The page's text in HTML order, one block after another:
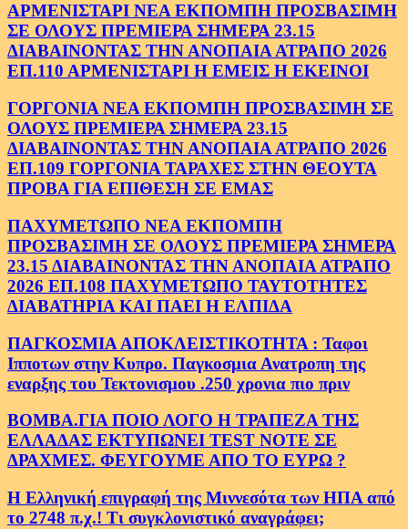
ΑΡΜΕΝΙΣΤΑΡΙ ΝΕΑ ΕΚΠΟΜΠΗ ΠΡΟΣΒΑΣΙΜΗ
ΣΕ ΟΛΟΥΣ ΠΡΕΜΙΕΡΑ ΣΗΜΕΡΑ 23.15
ΔΙΑΒΑΙΝΟΝΤΑΣ ΤΗΝ ΑΝΟΠΑΙΑ ΑΤΡΑΠΟ 2026
ΕΠ.110 ΑΡΜΕΝΙΣΤΑΡΙ Η ΕΜΕΙΣ Η ΕΚΕΙΝΟΙ
ΓΟΡΓΟΝΙΑ ΝΕΑ ΕΚΠΟΜΠΗ ΠΡΟΣΒΑΣΙΜΗ ΣΕ
ΟΛΟΥΣ ΠΡΕΜΙΕΡΑ ΣΗΜΕΡΑ 23.15
ΔΙΑΒΑΙΝΟΝΤΑΣ ΤΗΝ ΑΝΟΠΑΙΑ ΑΤΡΑΠΟ 2026
ΕΠ.109 ΓΟΡΓΟΝΙΑ ΤΑΡΑΧΕΣ ΣΤΗΝ ΘΕΟΥΤΑ
ΠΡΟΒΑ ΓΙΑ ΕΠΙΘΕΣΗ ΣΕ ΕΜΑΣ
ΠΑΧΥΜΕΤΩΠΟ ΝΕΑ ΕΚΠΟΜΠΗ
ΠΡΟΣΒΑΣΙΜΗ ΣΕ ΟΛΟΥΣ ΠΡΕΜΙΕΡΑ ΣΗΜΕΡΑ
23.15 ΔΙΑΒΑΙΝΟΝΤΑΣ ΤΗΝ ΑΝΟΠΑΙΑ ΑΤΡΑΠΟ
2026 ΕΠ.108 ΠΑΧΥΜΕΤΩΠΟ ΤΑΥΤΟΤΗΤΕΣ
ΔΙΑΒΑΤΗΡΙΑ ΚΑΙ ΠΑΕΙ Η ΕΛΠΙΔΑ
ΠΑΓΚΟΣΜΙΑ ΑΠΟΚΛΕΙΣΤΙΚΟΤΗΤΑ : Ταφοι
Ιπποτων στην Κυπρο. Παγκοσμια Ανατροπη της
εναρξης του Τεκτονισμου .250 χρονια πιο πριν
ΒΟΜΒΑ.ΓΙΑ ΠΟΙΟ ΛΟΓΟ Η ΤΡΑΠΕΖΑ ΤΗΣ
ΕΛΛΑΔΑΣ ΕΚΤΥΠΩΝΕΙ TEST NOTE ΣΕ
ΔΡΑΧΜΕΣ. ΦΕΥΓΟΥΜΕ ΑΠΟ ΤΟ ΕΥΡΩ ?
Η Ελληνική επιγραφή της Μιννεσότα των ΗΠΑ από
το 2748 π.χ.! Τι συγκλονιστικό αναγράφει;